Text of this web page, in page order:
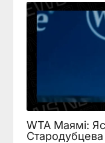
WTA Маямі: